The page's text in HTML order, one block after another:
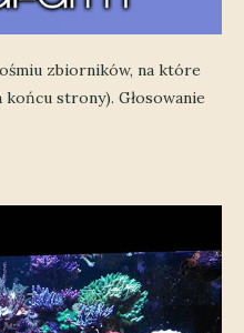
zbiorników, na które
końcu strony). Głosowanie